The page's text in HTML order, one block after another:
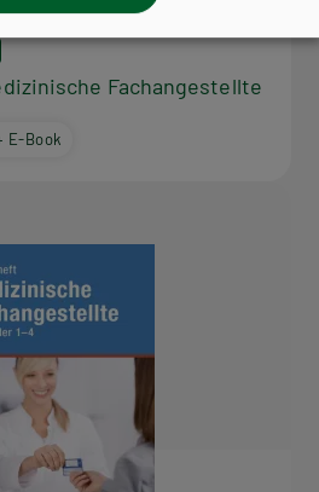
Fachangestellte
E-Book